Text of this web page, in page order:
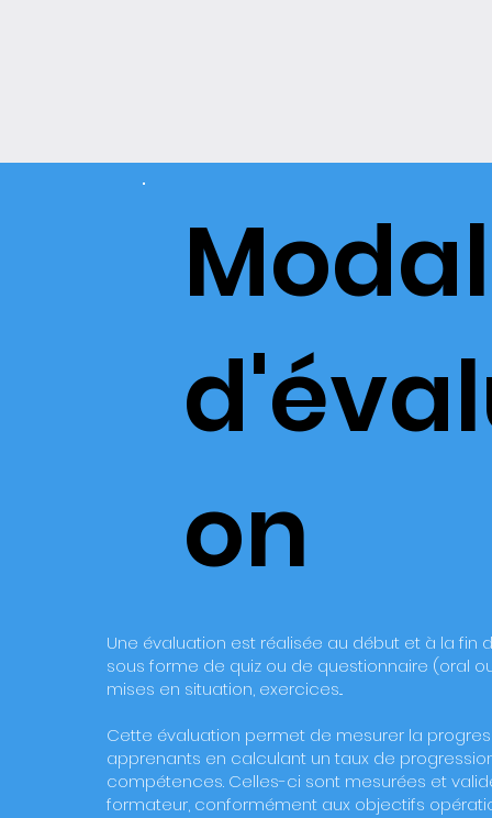
Une évaluation est réalisée au début et à la fin
sous forme de quiz ou de questionnaire (oral
mises en situation, exercices...
Cette évaluation permet de mesurer la
apprenants en calculant un taux de
compétences. Celles-ci sont mesurées et
formateur, conformément aux objectifs
on